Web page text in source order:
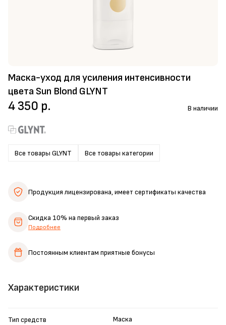
Маска-уход для усиления интенсивности
цвета Sun Blond GLYNT
Все товары GLYNT Все товары категории
4 350 р. В наличии
Характеристики
Тип средств Маска
Продукция лицензирована,имеет сертификаты качества
Скидка 10% на первый заказ
Подробнее
Постоянным клиентам приятные бонусы